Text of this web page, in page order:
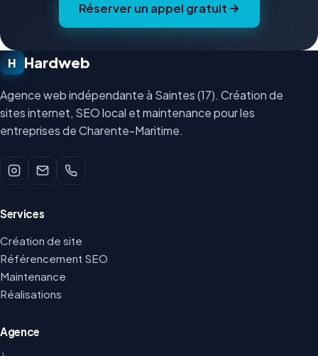
Réserver un appel gratuit
H Hardweb
Agence web indépendante à Saintes (17). Création de
sites internet, SEO local et maintenance pour les
entreprises de Charente-Maritime.
Services
Création de site
Référencement SEO
Maintenance
Réalisations
Agence